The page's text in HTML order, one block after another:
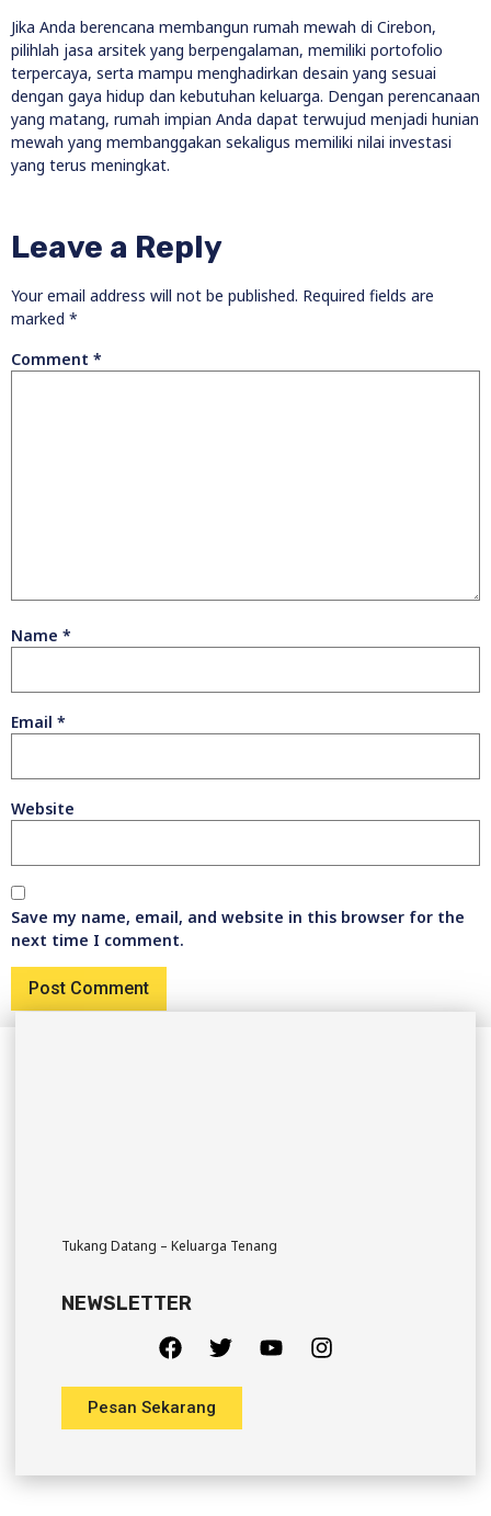
Jika Anda berencana membangun rumah mewah di Cirebon,
pilihlah jasa arsitek yang berpengalaman, memiliki portofolio
terpercaya, serta mampu menghadirkan desain yang sesuai
dengan gaya hidup dan kebutuhan keluarga. Dengan perencanaan
yang matang, rumah impian Anda dapat terwujud menjadi hunian
mewah yang membanggakan sekaligus memiliki nilai investasi
yang terus meningkat.
Leave a Reply
Your email address will not be published. Required fields are
marked *
Comment *
Name *
Email *
Website
Save my name, email, and website in this browser for the
next time I comment.
Tukang Datang – Keluarga Tenang
NEWSLETTER
Pesan Sekarang